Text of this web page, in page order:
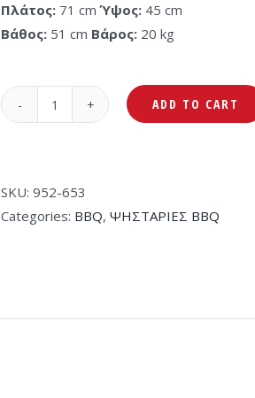
Πλάτος: 71 cmΎψος: 45 cm
Βάθος: 51 cm Βάρος: 20 kg
Ψησταριά
Chef
320-
ADD TO CART
SKU: 952-653
Categories: BBQ, ΨΗΣΤΑΡΙΕΣ BBQ